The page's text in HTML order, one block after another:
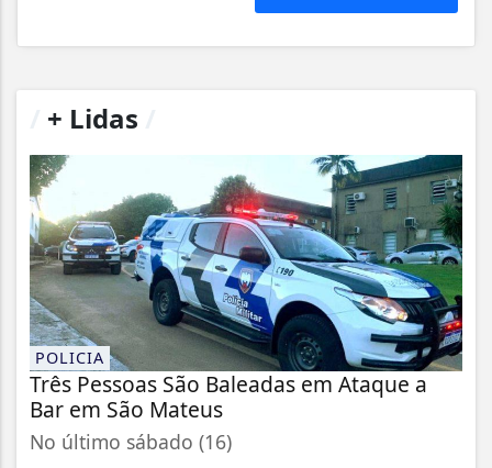
+ Lidas
POLICIA
Três Pessoas São Baleadas em Ataque a
Bar em São Mateus
No último sábado (16)